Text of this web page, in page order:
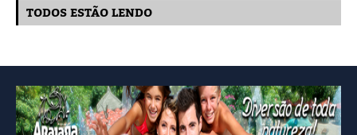
TODOS ESTÃO LENDO